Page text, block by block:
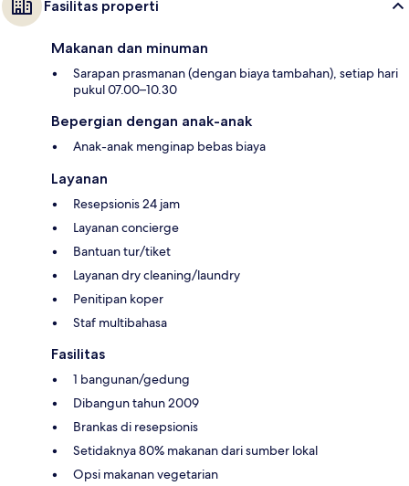
Fasilitas properti
Makanan dan minuman
Sarapan prasmanan (dengan biaya tambahan), setiap hari
pukul 07.00–10.30
Bepergian dengan anak-anak
Anak-anak menginap bebas biaya
Layanan
Resepsionis 24 jam
Layanan concierge
Bantuan tur/tiket
Layanan dry cleaning/laundry
Penitipan koper
Staf multibahasa
Fasilitas
1 bangunan/gedung
Dibangun tahun 2009
Brankas di resepsionis
Setidaknya 80% makanan dari sumber lokal
Opsi makanan vegetarian